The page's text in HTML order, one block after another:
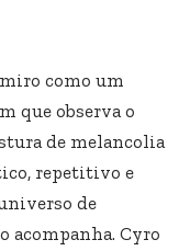
como um
que observa o
de melancolia
repetitivo e
de
acompanha. Cyro